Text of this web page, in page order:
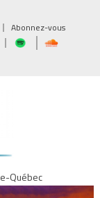
Abonnez-vous
Québec